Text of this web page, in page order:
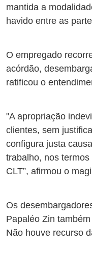
mantida a
havido entre as
O empregado
acórdão,
ratificou o
"A apropriação
clientes, sem
configura justa
trabalho, nos
CLT”, afirmou o
Os
Papaléo Zin
Não houve recurso